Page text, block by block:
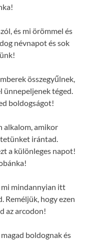
és mi örömmel és
névnapot és sok
összegyűlnek,
téged.
boldogságot!
alkalom, amikor
irántad.
a különleges napot!
mi mindannyian itt
Reméljük, hogy ezen
az arcodon!
boldognak és